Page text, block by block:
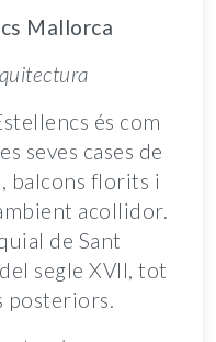
Mallorca
és com
seves cases de
balcons florits i
acollidor.
de Sant
segle XVII, tot
posteriors.